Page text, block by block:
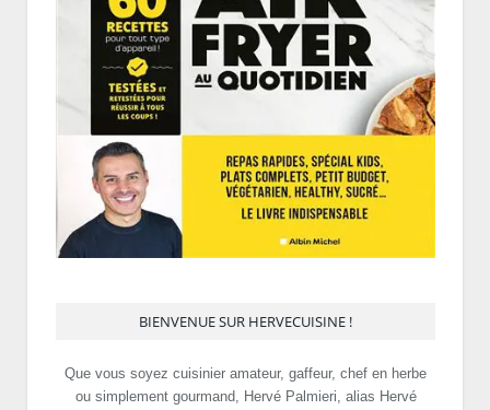
BIENVENUE SUR HERVECUISINE !
Que vous soyez cuisinier amateur, gaffeur, chef en herbe
ou simplement gourmand, Hervé Palmieri, alias Hervé